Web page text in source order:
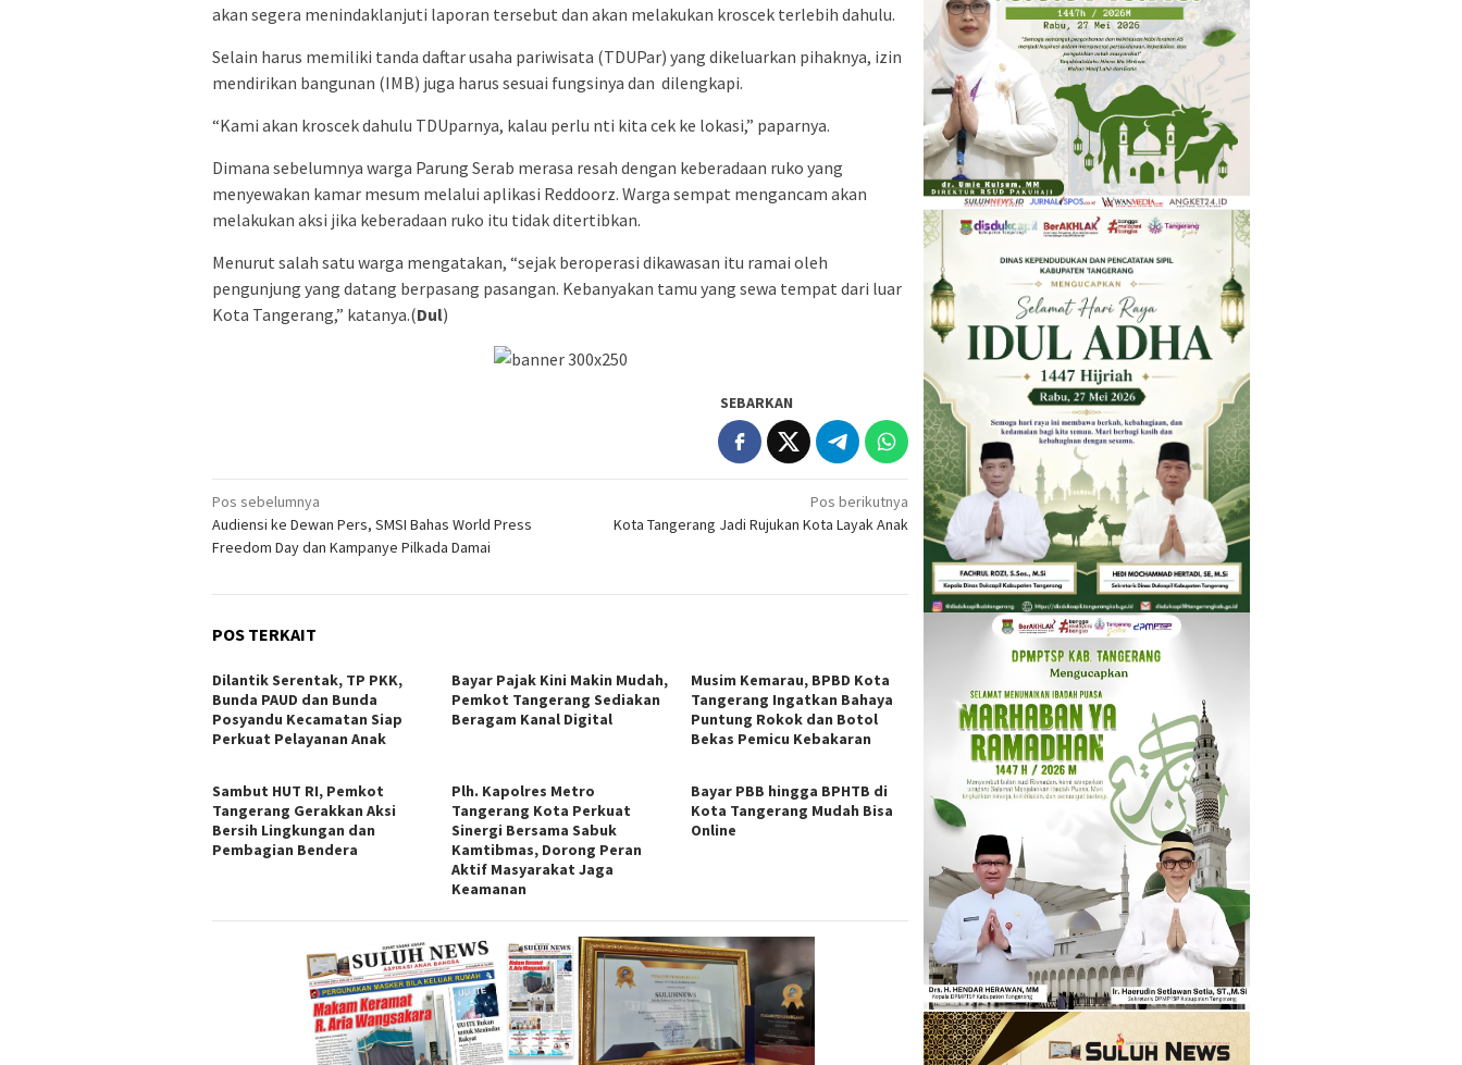
akan segera menindaklanjuti laporan tersebut dan akan melakukan kroscek terlebih dahulu.
Selain harus memiliki tanda daftar usaha pariwisata (TDUPar) yang dikeluarkan pihaknya, izin
mendirikan bangunan (IMB) juga harus sesuai fungsinya dan dilengkapi.
“Kami akan kroscek dahulu TDUparnya, kalau perlu nti kita cek ke lokasi,” paparnya.
Dimana sebelumnya warga Parung Serab merasa resah dengan keberadaan ruko yang
menyewakan kamar mesum melalui aplikasi Reddoorz. Warga sempat mengancam akan
melakukan aksi jika keberadaan ruko itu tidak ditertibkan.
Menurut salah satu warga mengatakan, “sejak beroperasi dikawasan itu ramai oleh
pengunjung yang datang berpasang pasangan. Kebanyakan tamu yang sewa tempat dari luar
Kota Tangerang,” katanya.(Dul)
SEBARKAN
Navigasi
pos
Pos sebelumnya
Audiensi ke Dewan Pers, SMSI Bahas World Press
Freedom Day dan Kampanye Pilkada Damai
Pos berikutnya
Kota Tangerang Jadi Rujukan Kota Layak Anak
POS TERKAIT
Dilantik Serentak, TP PKK,
Bunda PAUD dan Bunda
Posyandu Kecamatan Siap
Perkuat Pelayanan Anak
Bayar Pajak Kini Makin Mudah,
Pemkot Tangerang Sediakan
Beragam Kanal Digital
Musim Kemarau, BPBD Kota
Tangerang Ingatkan Bahaya
Puntung Rokok dan Botol
Bekas Pemicu Kebakaran
Sambut HUT RI, Pemkot
Tangerang Gerakkan Aksi
Bersih Lingkungan dan
Pembagian Bendera
Plh. Kapolres Metro
Tangerang Kota Perkuat
Sinergi Bersama Sabuk
Kamtibmas, Dorong Peran
Aktif Masyarakat Jaga
Keamanan
Bayar PBB hingga BPHTB di
Kota Tangerang Mudah Bisa
Online